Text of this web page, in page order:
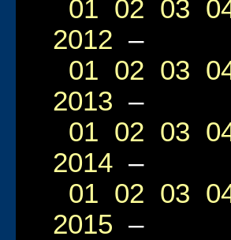
01 02 03
2012 –
01 02 03
2013 –
01 02 03
2014 –
01 02 03
2015 –